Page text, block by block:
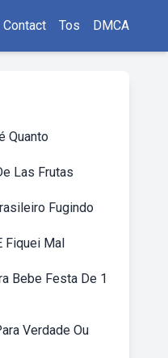
Contact Tos DMCA
Quanto
Las Frutas
Fugindo
Fiquei Mal
Bebe Festa De 1
Verdade Ou